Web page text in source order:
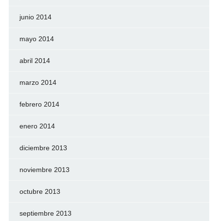
junio 2014
mayo 2014
abril 2014
marzo 2014
febrero 2014
enero 2014
diciembre 2013
noviembre 2013
octubre 2013
septiembre 2013